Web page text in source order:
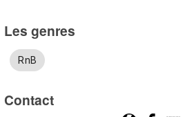
Les genres
RnB
Contact